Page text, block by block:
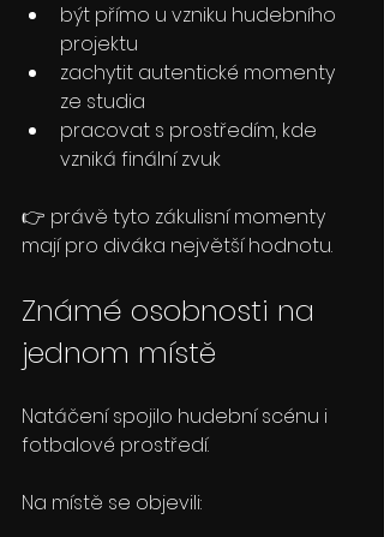
být přímo u vzniku hudebního
projektu
zachytit autentické momenty
ze studia
pracovat s prostředím, kde
vzniká finální zvuk
👉 právě tyto zákulisní momenty
mají pro diváka největší hodnotu.
Známé osobnosti na
jednom místě
Natáčení spojilo hudební scénu i
fotbalové prostředí.
Na místě se objevili: